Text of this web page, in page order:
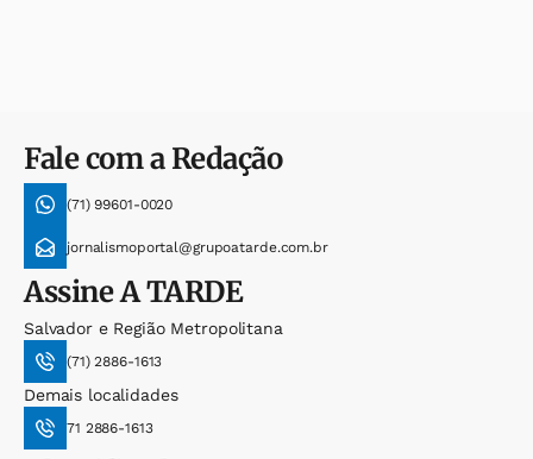
Fale com a Redação
(71) 99601-0020
jornalismoportal@grupoatarde.com.br
AssineA TARDE
Salvador e Região Metropolitana
(71) 2886-1613
Demais localidades
71 2886-1613